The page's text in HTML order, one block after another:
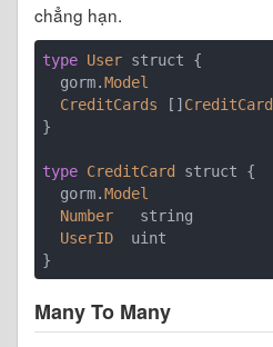
chẳng hạn.
type User struct {
  gorm.
Model
CreditCards []CreditCard
}
type CreditCard struct {
  gorm.
Model
Number
   string
UserID
  uint
Many To Many